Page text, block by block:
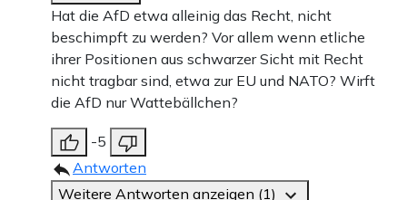
Hat die AfD etwa alleinig das Recht, nicht
beschimpft zu werden? Vor allem wenn etliche
ihrer Positionen aus schwarzer Sicht mit Recht
nicht tragbar sind, etwa zur EU und NATO? Wirft
die AfD nur Wattebällchen?
-5
Antworten
Weitere Antworten anzeigen (1)